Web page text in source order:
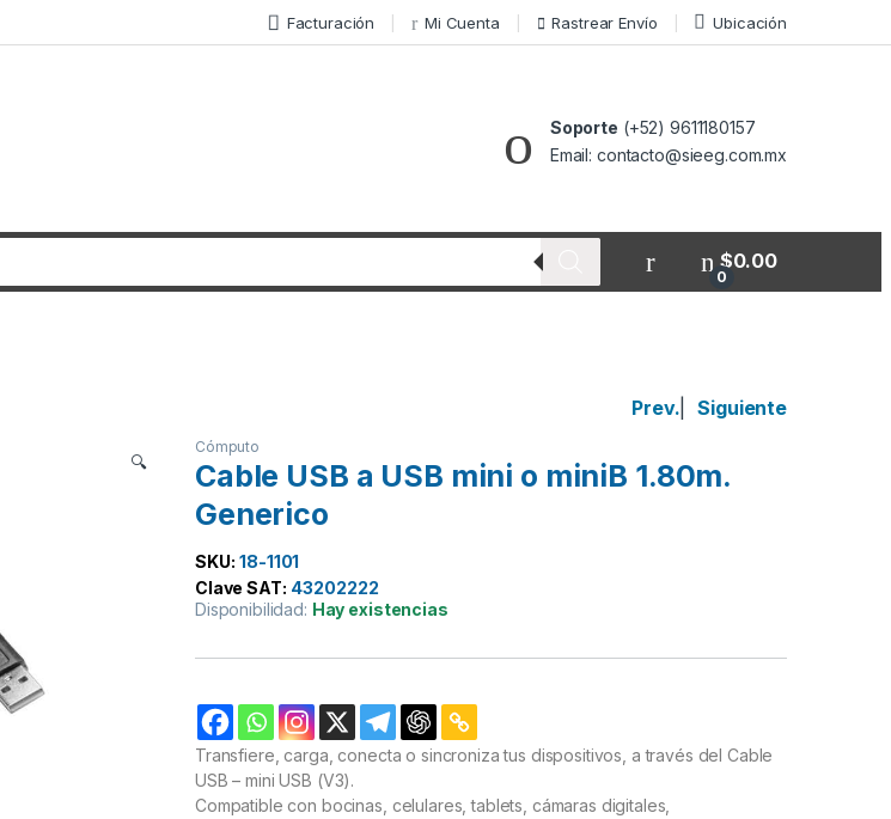
Facturación Mi Cuenta Rastrear Envío Ubicación
Soporte (+52) 9611180157
Email: contacto@sieeg.com.mx
0
$0.00
Prev. Siguiente
🔍
Cómputo
Cable USB a USB mini o miniB 1.80m.
Generico
SKU: 18-1101
Clave SAT: 43202222
Disponibilidad: Hay existencias
Transfiere, carga, conecta o sincroniza tus dispositivos, a través del Cable
USB – mini USB (V3).
Compatible con bocinas, celulares, tablets, cámaras digitales,